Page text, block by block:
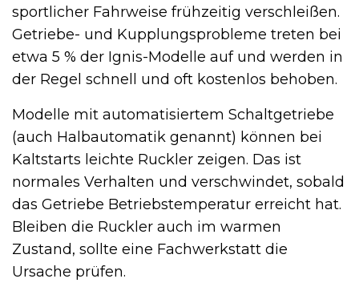
sportlicher Fahrweise frühzeitig verschleißen.
Getriebe- und Kupplungsprobleme treten bei
etwa 5 % der Ignis-Modelle auf und werden in
der Regel schnell und oft kostenlos behoben.
Modelle mit automatisiertem Schaltgetriebe
(auch Halbautomatik genannt) können bei
Kaltstarts leichte Ruckler zeigen. Das ist
normales Verhalten und verschwindet, sobald
das Getriebe Betriebstemperatur erreicht hat.
Bleiben die Ruckler auch im warmen
Zustand, sollte eine Fachwerkstatt die
Ursache prüfen.